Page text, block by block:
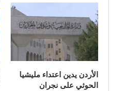
الأردن يدين اعتداء مليشيا
الحوثي على نجران